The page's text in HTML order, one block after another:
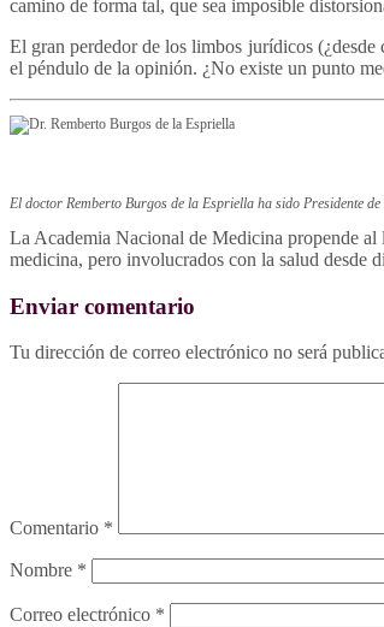
camino de forma tal, que sea imposible
El gran perdedor de los limbos jurídicos
el péndulo de la opinión. ¿No existe un punto
El doctor Remberto Burgos de la Espriella ha sido Presidente
La Academia Nacional de Medicina propende al
medicina, pero involucrados con la salud desde
Enviar comentario
Tu dirección de correo electrónico no será
Comentario *
Nombre *
Correo electrónico *